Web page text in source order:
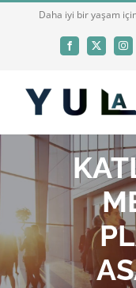
Daha iyi bir yaşam
Facebook
X